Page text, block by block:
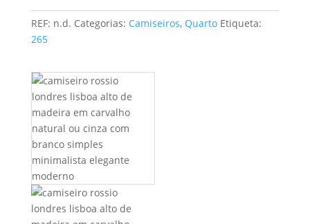
373,00 €
through
REF: n.d. Categorias: Camiseiros, Quarto Etiqueta:
265